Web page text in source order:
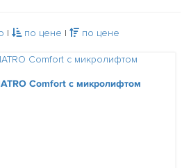
| по цене | по цене
Comfort с микролифтом